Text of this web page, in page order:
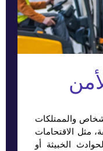
والممتلكات
مثل الاقتحامات
الخبيثة أو